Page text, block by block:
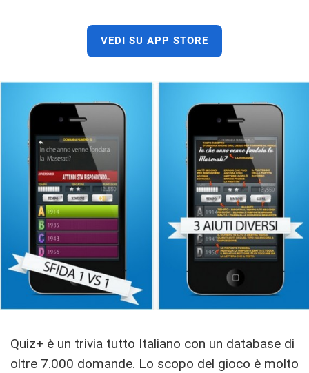
VEDI SU APP STORE
Quiz+ è un trivia tutto Italiano con un database di
oltre 7.000 domande. Lo scopo del gioco è molto